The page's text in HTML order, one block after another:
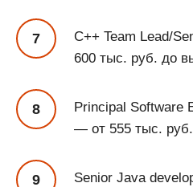
C++ Team Lead/
600 тыс. руб. до
Principal Software
— от 555 тыс. руб.
Senior Java